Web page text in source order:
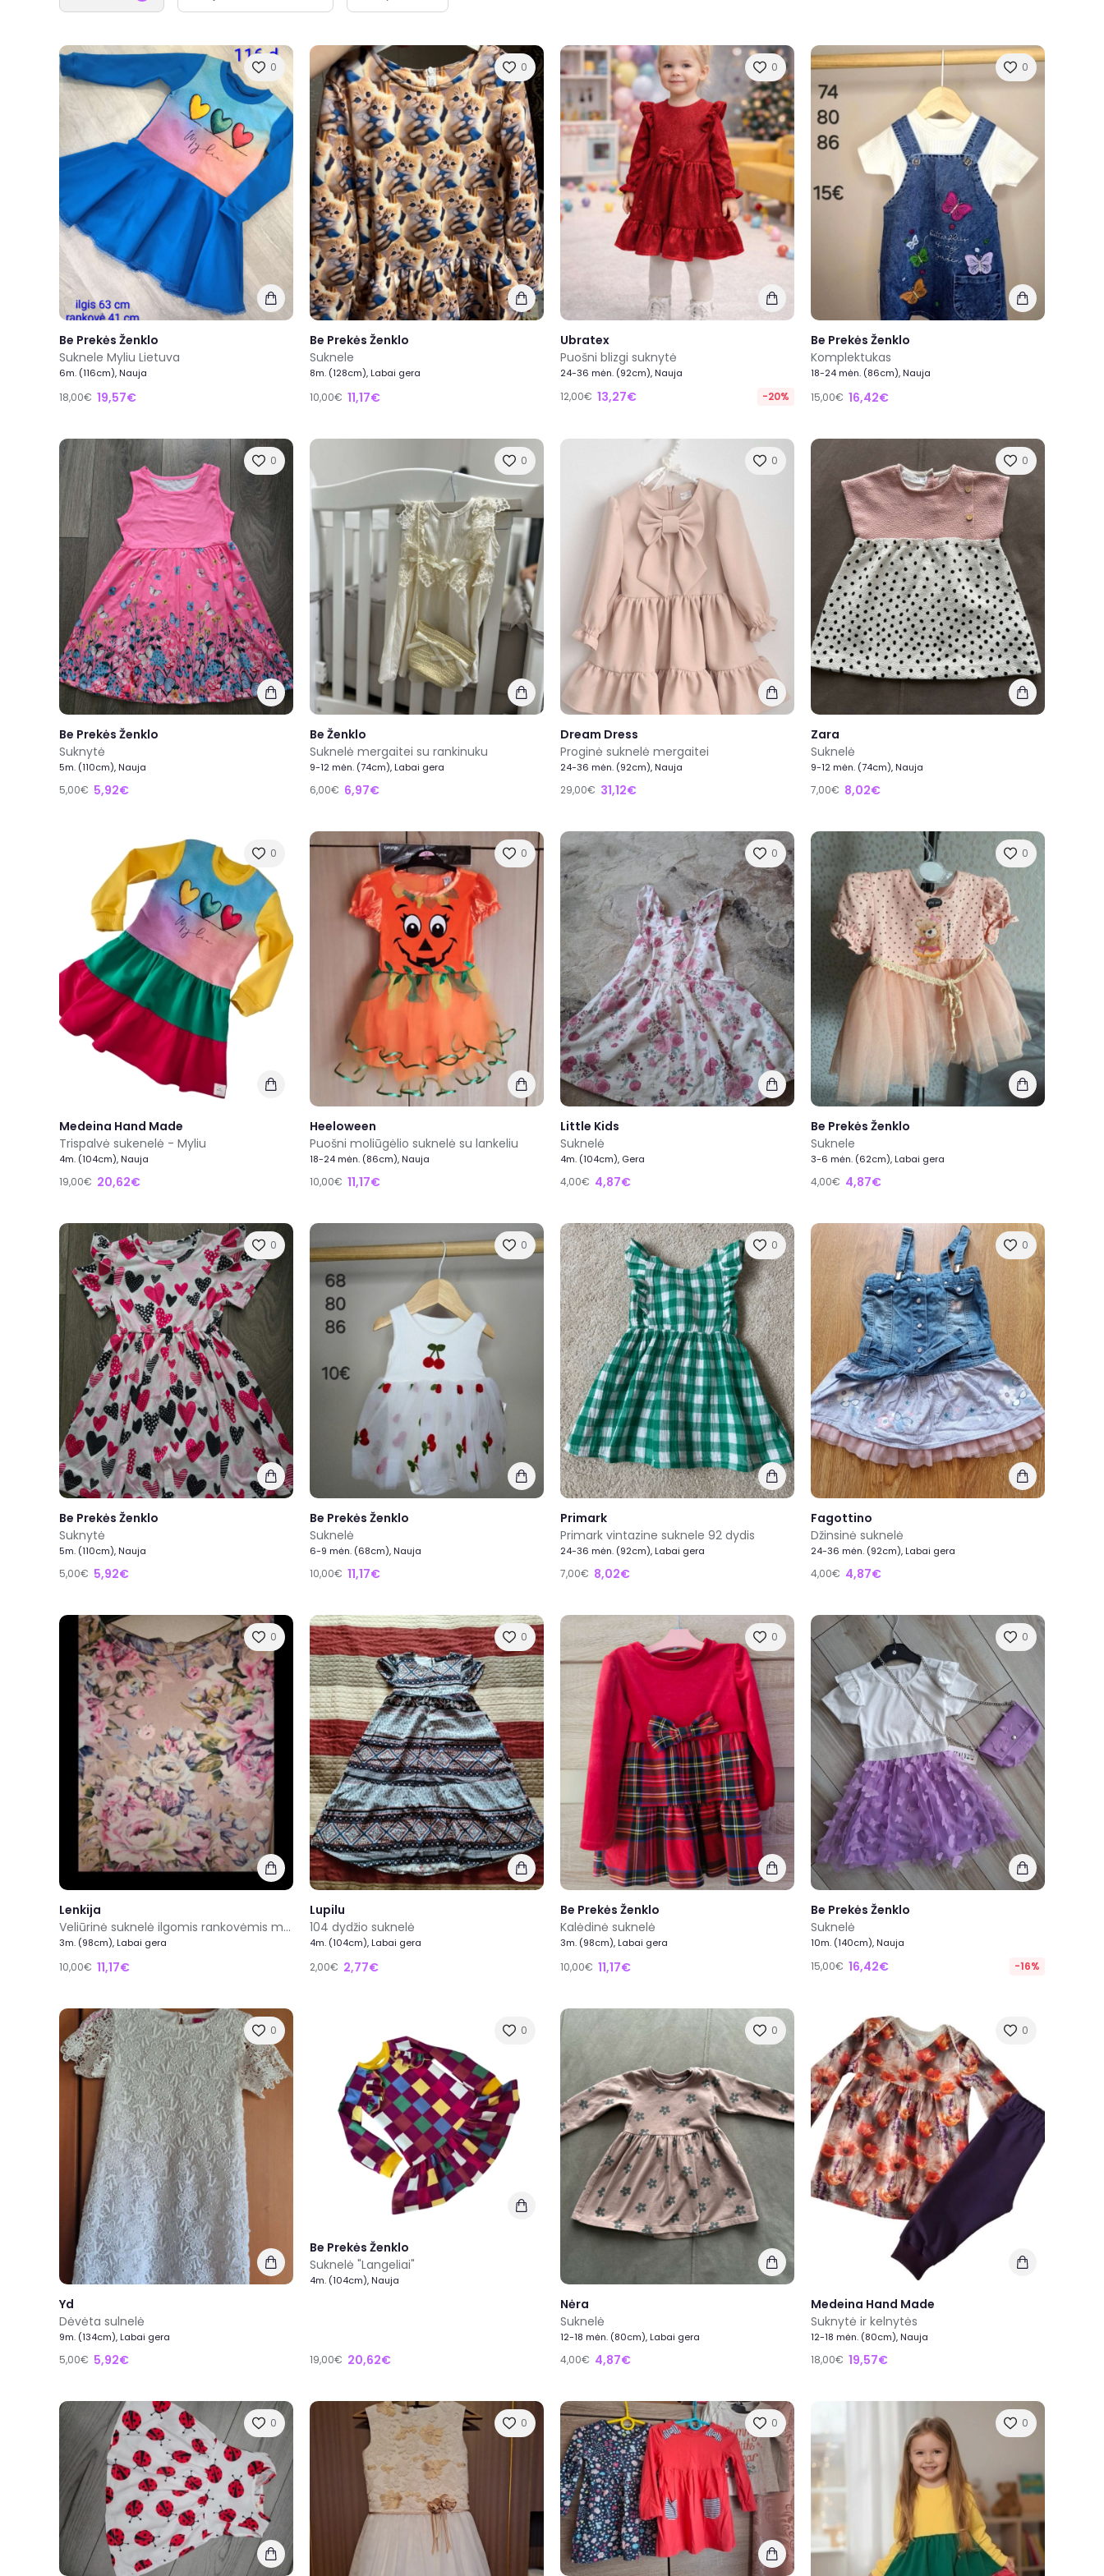
0
Be Prekės Ženklo
Suknele Myliu Lietuva
6m. (116cm), Nauja
18,00€ 19,57€
0
Be Prekės Ženklo
Suknele
8m. (128cm), Labai gera
10,00€ 11,17€
0
Ubratex
Puošni blizgi suknytė
24-36 mėn. (92cm), Nauja
12,00€ 13,27€ -20%
0
Be Prekės Ženklo
Komplektukas
18-24 mėn. (86cm), Nauja
15,00€ 16,42€
0
Be Prekės Ženklo
Suknytė
5m. (110cm), Nauja
5,00€ 5,92€
0
Be Ženklo
Suknelė mergaitei su rankinuku
9-12 mėn. (74cm), Labai gera
6,00€ 6,97€
0
Dream Dress
Proginė suknelė mergaitei
24-36 mėn. (92cm), Nauja
29,00€ 31,12€
0
Zara
Suknelė
9-12 mėn. (74cm), Nauja
7,00€ 8,02€
0
Medeina Hand Made
Trispalvė sukenelė - Myliu
4m. (104cm), Nauja
19,00€ 20,62€
0
Heeloween
Puošni moliūgėlio suknelė su lankeliu
18-24 mėn. (86cm), Nauja
10,00€ 11,17€
0
Little Kids
Suknelė
4m. (104cm), Gera
4,00€ 4,87€
0
Be Prekės Ženklo
Suknele
3-6 mėn. (62cm), Labai gera
4,00€ 4,87€
0
Be Prekės Ženklo
Suknytė
5m. (110cm), Nauja
5,00€ 5,92€
0
Be Prekės Ženklo
Suknelė
6-9 mėn. (68cm), Nauja
10,00€ 11,17€
0
Primark
Primark vintazine suknele 92 dydis
24-36 mėn. (92cm), Labai gera
7,00€ 8,02€
0
Fagottino
Džinsinė suknelė
24-36 mėn. (92cm), Labai gera
4,00€ 4,87€
0
Lenkija
Veliūrinė suknelė ilgomis rankovėmis mergaitei.
3m. (98cm), Labai gera
10,00€ 11,17€
0
Lupilu
104 dydžio suknelė
4m. (104cm), Labai gera
2,00€ 2,77€
0
Be Prekės Ženklo
Kalėdinė suknelė
3m. (98cm), Labai gera
10,00€ 11,17€
0
Be Prekės Ženklo
Suknelė
10m. (140cm), Nauja
15,00€ 16,42€ -16%
0
Yd
Dėvėta sulnelė
9m. (134cm), Labai gera
5,00€ 5,92€
0
Be Prekės Ženklo
Suknelė "Langeliai"
4m. (104cm), Nauja
19,00€ 20,62€
0
Nėra
Suknelė
12-18 mėn. (80cm), Labai gera
4,00€ 4,87€
0
Medeina Hand Made
Suknytė ir kelnytės
12-18 mėn. (80cm), Nauja
18,00€ 19,57€
0 0 0 0